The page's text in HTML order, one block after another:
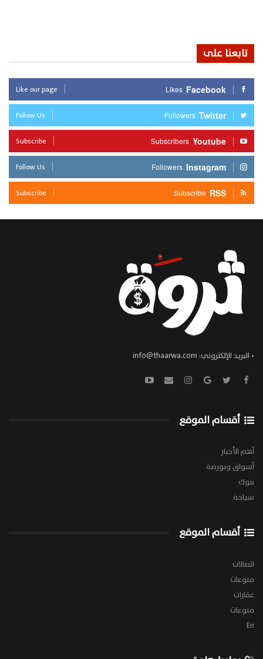
تابعنا على
Facebook
Likes
Like our page
Twitter
Followers
Follow Us
Youtube
Subscribers
Subscribe
Instagram
Followers
Follow Us
RSS
Subscribe
Subscribe
• البريد الإلكتروني: info@thaarwa.com
أقسام الموقع
أهم الأخبار
أسواق وبورصة
بنوك
سياحة
أقسام الموقع
اتصالات
منوعات
عقارات
منوعات
En